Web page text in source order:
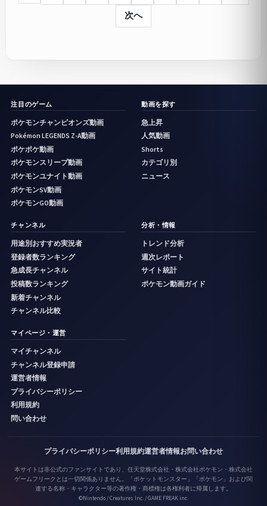
次へ
注目のゲーム
ポケモンチャンピオンズ動画
Pokémon LEGENDS Z-A動画
ポケポケ動画
ポケモンスリープ動画
ポケモンユナイト動画
ポケモンSV動画
ポケモンGO動画
動画を探す
急上昇
人気動画
Shorts
カテゴリ別
ニュース
チャンネル
用途別おすすめ実況者
登録者数ランキング
急成長チャンネル
投稿数ランキング
新着チャンネル
チャンネル比較
分析・情報
トレンド分析
週次レポート
サイト統計
ポケモン動画ガイド
マイページ・運営
マイチャンネル
チャンネル登録申請
運営者情報
プライバシーポリシー
利用規約
問い合わせ
プライバシーポリシー利用規約運営者情報お問い合わせ
本サイトは非公式のファンサイトであり、任天堂株式会社・株式会社ポケモン・株式会社
ゲームフリークとは一切関係ありません。「ポケットモンスター」「ポケモン」および関
連する名称・キャラクター等の著作権・商標権は各権利者に帰属します。
©Nintendo / Creatures Inc. / GAME FREAK inc.